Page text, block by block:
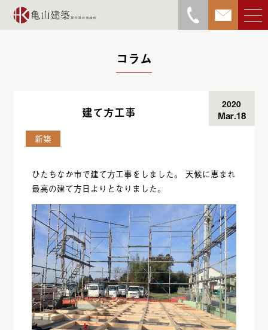
亀山勝物語
コラム
建て方工事
新築
2020
Mar.18
ひたちなか市で建て方工事をしました。 天候に恵まれ
最高の建て方日よりとなりました。